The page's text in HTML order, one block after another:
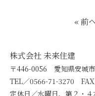
« 前
株式会社 未来住建
〒446-0056 愛知県安城
TEL／0566-71-3270 FAX
定休日／水曜日、第２・４